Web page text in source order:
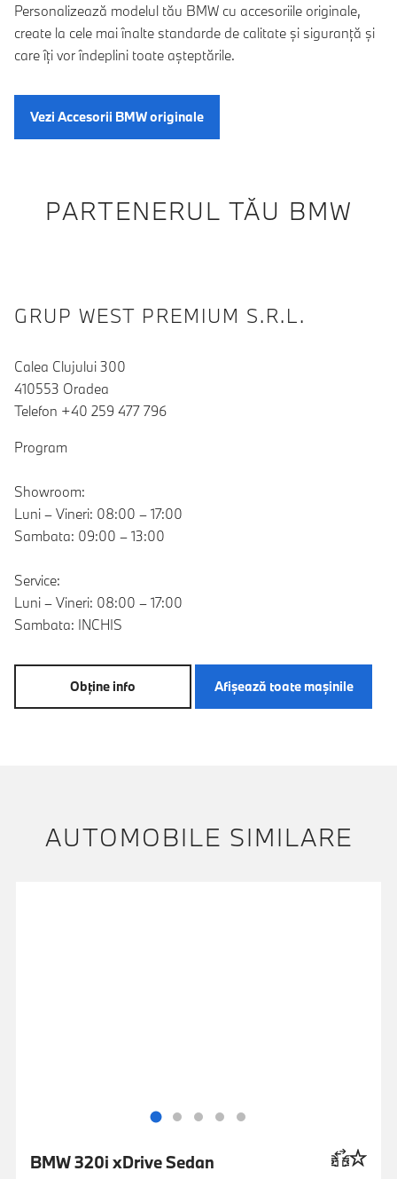
Personalizează modelul tău BMW cu accesoriile originale,
create la cele mai înalte standarde de calitate şi siguranţă şi
care îţi vor îndeplini toate aşteptările.
Vezi Accesorii BMW originale
PARTENERUL TĂU BMW
GRUP WEST PREMIUM S.R.L.
Calea Clujului 300
410553 Oradea
Telefon +40 259 477 796
Program
Showroom:
Luni – Vineri: 08:00 – 17:00
Sambata: 09:00 – 13:00
Service:
Luni – Vineri: 08:00 – 17:00
Sambata: INCHIS
Obţine info Afişează toate maşinile
AUTOMOBILE SIMILARE
BMW 320i xDrive Sedan